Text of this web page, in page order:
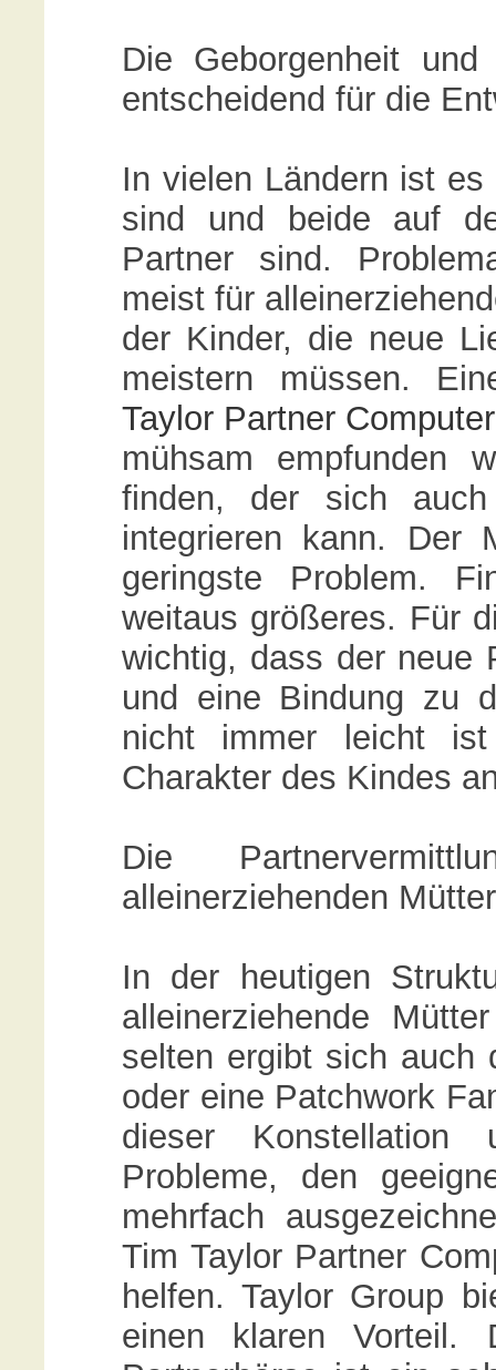
Die Geborgenheit
entscheidend für die
In vielen Ländern ist
sind und beide auf
Partner sind.
meist für
der Kinder, die neue
meistern müssen.
Taylor Partner
mühsam empfunden
finden, der sich
integrieren kann. Der
geringste Problem.
weitaus größeres. Für
wichtig, dass der neue
und eine Bindung zu
nicht immer leicht
Charakter des Kindes
Die
alleinerziehenden
In der heutigen
alleinerziehende
selten ergibt sich auch
oder eine Patchwork
dieser Konstellation
Probleme, den
mehrfach
Tim Taylor Partner
helfen. Taylor Group
einen klaren Vorteil.